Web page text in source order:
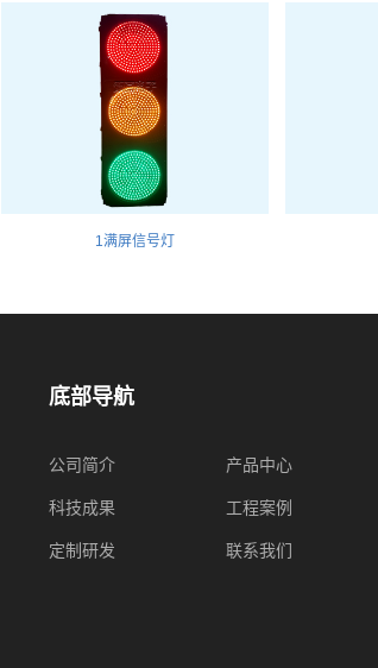
1满屏信号灯
底部导航
公司简介 产品中心
科技成果 工程案例
定制研发 联系我们